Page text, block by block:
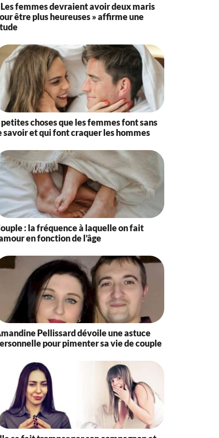
Les femmes devraient avoir deux maris
être plus heureuses » affirme une
petites choses que les femmes font sans
savoir et qui font craquer les hommes
: la fréquence à laquelle on fait
en fonction de l’âge
Pellissard dévoile une astuce
pour pimenter sa vie de couple